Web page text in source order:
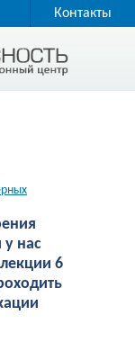
Контакты
нас
6